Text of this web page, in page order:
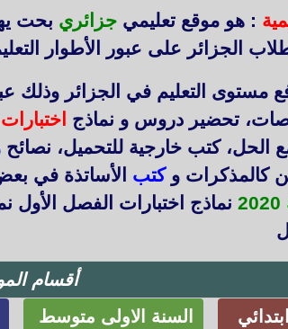
: هو موقع تعليمي جزائري بحت
الجزائر على عبور الأطوار
مستوى التعليم في الجزائر وذلك
تحضير دروس و نماذج اختبارات
الحل، كتب خارجية للتحميل،
كالمذكرات وكتب الأساتذة في
نماذج اختبارات الفصل الأول
أقسام
السنة الاولى متوسط